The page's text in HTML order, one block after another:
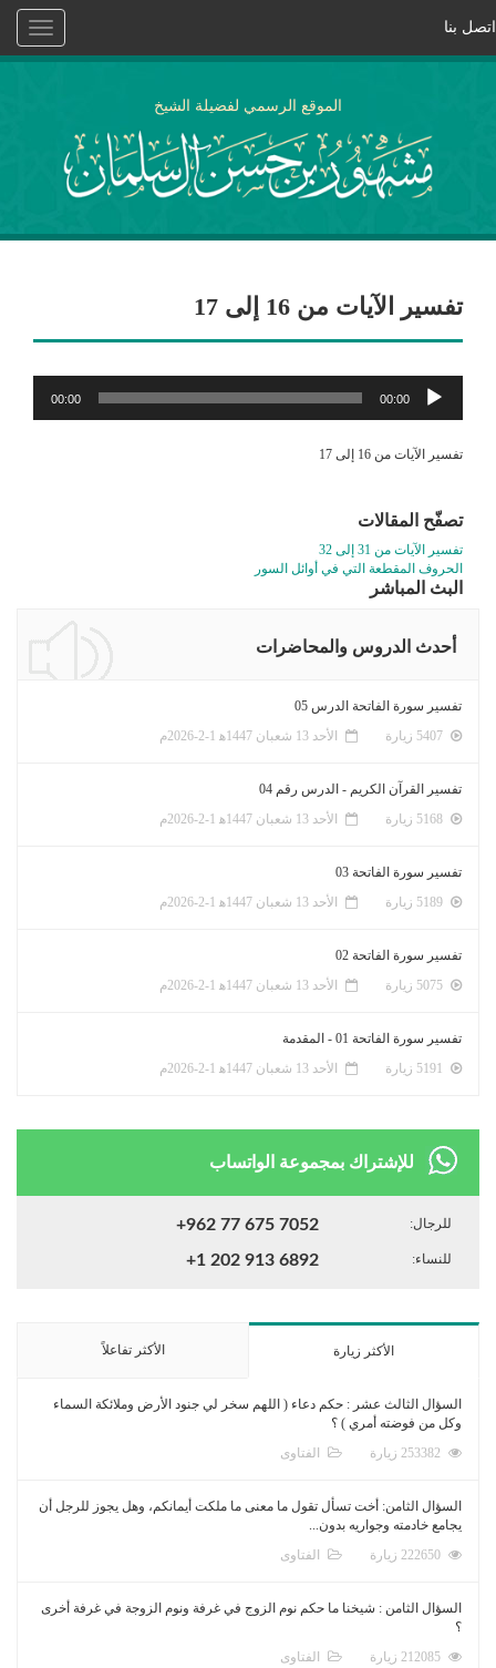
Toggle
اتصل بنا
الموقع الرسمي لفضيلة الشيخ
تفسير الآيات من 16 إلى 17
مشغل
الصوت
00:00
00:00
تفسير الآيات من 16 إلى 17
تصفّح المقالات
تفسير الآيات من 31 إلى 32
الحروف المقطعة التي في أوائل السور
البث المباشر
أحدث الدروس والمحاضرات
تفسير سورة الفاتحة الدرس 05
الأحد 13 شعبان 1447ﻫ 1-2-2026م
تفسير القرآن الكريم - الدرس رقم 04
الأحد 13 شعبان 1447ﻫ 1-2-2026م
تفسير سورة الفاتحة 03
الأحد 13 شعبان 1447ﻫ 1-2-2026م
تفسير سورة الفاتحة 02
الأحد 13 شعبان 1447ﻫ 1-2-2026م
تفسير سورة الفاتحة 01 - المقدمة
الأحد 13 شعبان 1447ﻫ 1-2-2026م
للإشتراك بمجموعة الواتساب
للرجال: +962 77 675 7052
للنساء: +1 202 913 6892
الأكثر زيارة الأكثر تفاعلاً
السؤال الثالث عشر : حكم دعاء ( اللهم سخر لي جنود الأرض وملائكة السماء
وكل من فوضته أمري ) ؟
الفتاوى
السؤال الثامن: أخت تسأل تقول ما معنى ما ملكت أيمانكم، وهل يجوز للرجل أن
يجامع خادمته وجواريه بدون...
الفتاوى
السؤال الثامن : شيخنا ما حكم نوم الزوج في غرفة ونوم الزوجة في غرفة أخرى
؟
الفتاوى